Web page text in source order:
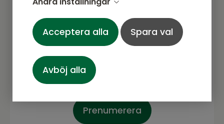
Acceptera alla Spara val
Avböj alla
Prenumerera gärna på vårt nyhetsbrev.
produkter, erbjudanden och annat
spännande.
Prenumerera